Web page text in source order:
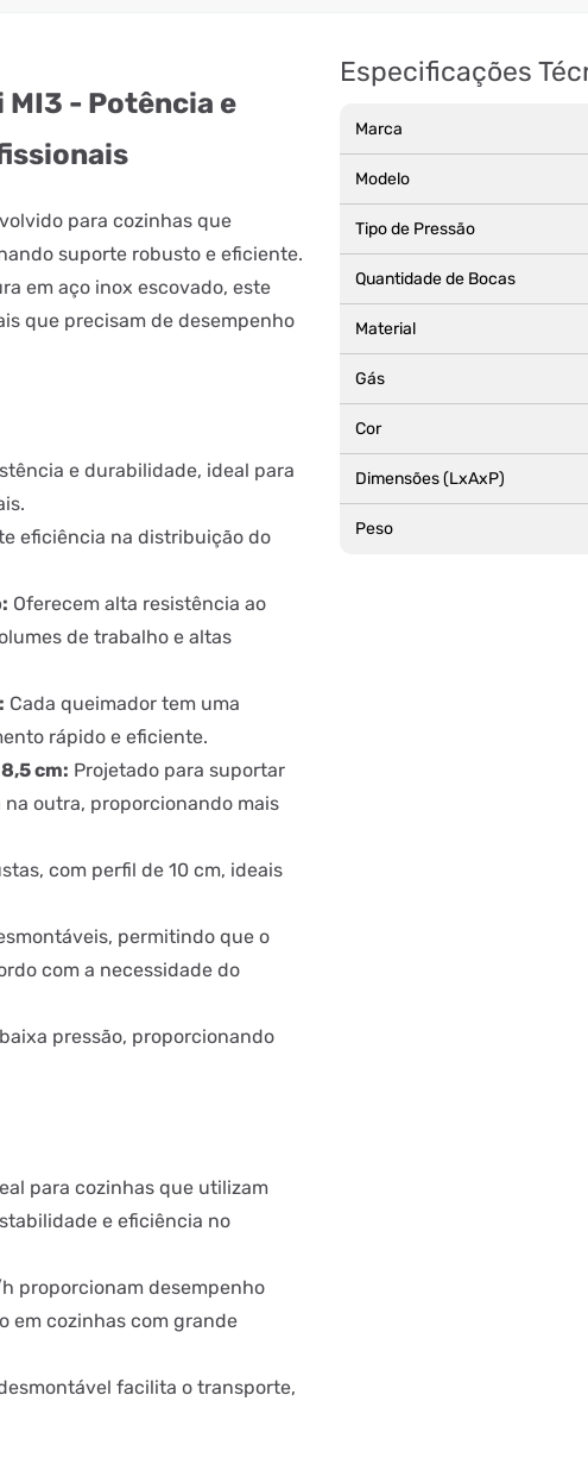
- Potência e
para cozinhas que
suporte robusto e eficiente.
em aço inox escovado, este
que precisam de desempenho
e durabilidade, ideal para
eficiência na distribuição do
Oferecem alta resistência ao
de trabalho e altas
Cada queimador tem uma
rápido e eficiente.
cm: Projetado para suportar
outra, proporcionando mais
com perfil de 10 cm, ideais
permitindo que o
com a necessidade do
pressão, proporcionando
para cozinhas que utilizam
e eficiência no
proporcionam desempenho
em cozinhas com grande
facilita o transporte,
Especificações
Marca
Modelo
Tipo de Pressão
Quantidade de Bocas
Material
Gás
Cor
Dimensões (LxAxP)
Peso